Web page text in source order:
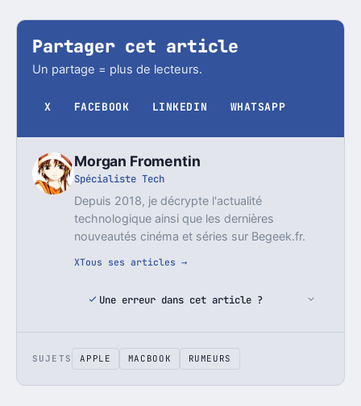
Partager cet article
Un partage = plus de lecteurs.
X FACEBOOK LINKEDIN WHATSAPP
Morgan Fromentin
Spécialiste Tech
Depuis 2018, je décrypte l'actualité
technologique ainsi que les dernières
nouveautés cinéma et séries sur Begeek.fr.
XTous ses articles →
Une erreur dans cet article ?
SUJETS APPLE MACBOOK RUMEURS